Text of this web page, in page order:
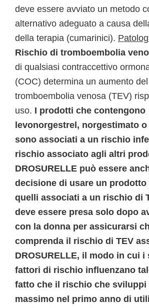
deve essere avviato un metodo
alternativo adeguato a causa
della terapia (cumarinici).
Rischio di tromboembolia
di qualsiasi contraccettivo
(COC) determina un aumento
tromboembolia venosa (TEV)
uso. I prodotti che contengono
levonorgestrel, norgestimato
sono associati a un rischio
rischio associato agli altri
DROSURELLE può essere
decisione di usare un prodotto
quelli associati a un rischio di
deve essere presa solo dopo
con la donna per assicurarsi
comprenda il rischio di TEV
DROSURELLE, il modo in cui i
fattori di rischio influenzano
fatto che il rischio che sviluppi
massimo nel primo anno di